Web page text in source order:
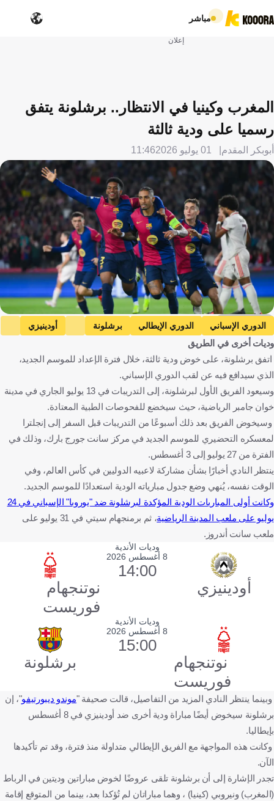
مباشر
إعلان
المغرب وكينيا في الانتظار.. برشلونة يتفق
رسميا على ودية ثالثة
أبوبكر المقدم 01 يوليو 2026 11:46
Getty Images
الدوري الإسباني الدوري الإيطالي برشلونة
أودينيزي
إسبانيا
إيطاليا كرة قدموديات أخرى في الطريق
اتفق برشلونة، على خوض ودية ثالثة، خلال فترة الإعداد للموسم الجديد،
الذي سيدافع فيه عن لقب الدوري الإسباني.
وسيعود الفريق الأول لبرشلونة، إلى التدريبات في 13 يوليو الجاري في مدينة
خوان جامبر الرياضية، حيث سيخضع للفحوصات الطبية المعتادة.
وسيخوض الفريق بعد ذلك أسبوعًا من التدريبات قبل السفر إلى إنجلترا
لمعسكره التحضيري للموسم الجديد في مركز سانت جورج بارك، وذلك في
الفترة من 27 يوليو إلى 3 أغسطس.
ينتظر النادي أخبارًا بشأن مشاركة لاعبيه الدوليين في كأس العالم، وفي
الوقت نفسه، يُنهي وضع جدول مبارياته الودية استعدادًا للموسم الجديد.
وكانت أولى المباريات الودية المؤكدة لبرشلونة ضد "يوروبا" الإسباني في 24
يوليو على ملعب المدينة الرياضية
، ثم برمنجهام سيتي في 31 يوليو على
ملعب سانت أندروز.
وديات الأندية
أودينيزي
8 أغسطس 2026
14:00
نوتنجهام
فوريست
وديات الأندية
نوتنجهام
فوريست
8 أغسطس 2026
15:00
برشلونة
وبينما ينتظر النادي المزيد من التفاصيل، قالت صحيفة "موندو ديبورتيفو"، إن
برشلونة سيخوض أيضًا مباراة ودية أخرى ضد أودينيزي في 8 أغسطس
بإيطاليا.
وكانت هذه المواجهة مع الفريق الإيطالي متداولة منذ فترة، وقد تم تأكيدها
الآن.
تجدر الإشارة إلى أن برشلونة تلقى عروضًا لخوض مباراتين وديتين في الرباط
(المغرب) ونيروبي (كينيا) ، وهما مباراتان لم تُؤكدا بعد، بينما من المتوقع إقامة